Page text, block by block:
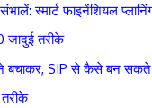
स्मार्ट फाइनेंशियल
जादुई तरीके
बचाकर, SIP से कैसे बन सकते